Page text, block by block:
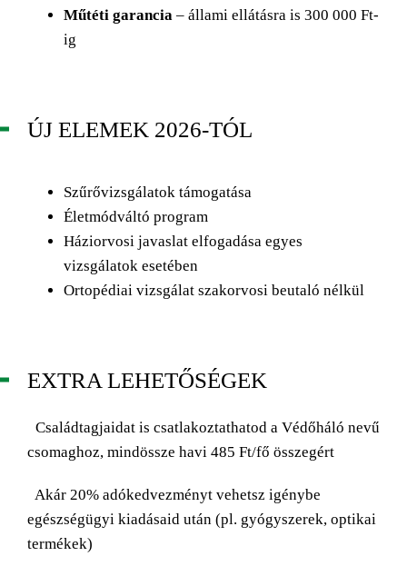
Műtéti garancia – állami ellátásra is 300 000 Ft-
ig
ÚJ ELEMEK 2026-TÓL
Szűrővizsgálatok támogatása
Életmódváltó program
Háziorvosi javaslat elfogadása egyes
vizsgálatok esetében
Ortopédiai vizsgálat szakorvosi beutaló nélkül
EXTRA LEHETŐSÉGEK
Családtagjaidat is csatlakoztathatod a Védőháló nevű
csomaghoz, mindössze havi 485 Ft/fő összegért
Akár 20% adókedvezményt vehetsz igénybe
egészségügyi kiadásaid után (pl. gyógyszerek, optikai
termékek)